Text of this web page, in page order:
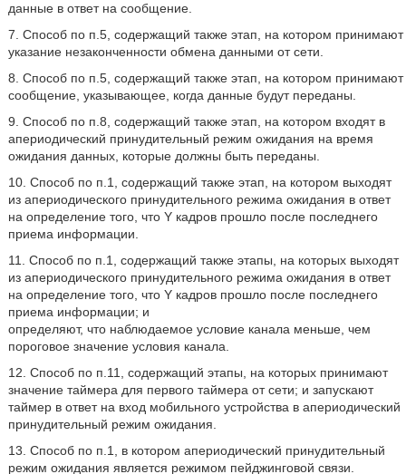
данные в ответ на сообщение.
7. Способ по п.5, содержащий также этап, на котором принимают
указание незаконченности обмена данными от сети.
8. Способ по п.5, содержащий также этап, на котором принимают
сообщение, указывающее, когда данные будут переданы.
9. Способ по п.8, содержащий также этап, на котором входят в
апериодический принудительный режим ожидания на время
ожидания данных, которые должны быть переданы.
10. Способ по п.1, содержащий также этап, на котором выходят
из апериодического принудительного режима ожидания в ответ
на определение того, что Y кадров прошло после последнего
приема информации.
11. Способ по п.1, содержащий также этапы, на которых выходят
из апериодического принудительного режима ожидания в ответ
на определение того, что Y кадров прошло после последнего
приема информации; и
определяют, что наблюдаемое условие канала меньше, чем
пороговое значение условия канала.
12. Способ по п.11, содержащий этапы, на которых принимают
значение таймера для первого таймера от сети; и запускают
таймер в ответ на вход мобильного устройства в апериодический
принудительный режим ожидания.
13. Способ по п.1, в котором апериодический принудительный
режим ожидания является режимом пейджинговой связи.